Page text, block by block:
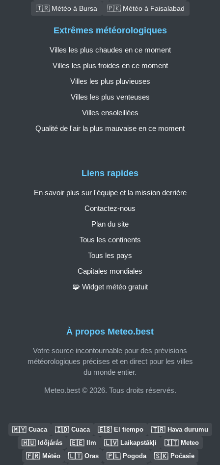
🇹🇷 Météo à Bursa
🇵🇰 Météo à Faisalabad
À propos Meteo.best
Votre source incontournable pour des prévisions
météorologiques précises et en direct pour les villes
du monde entier.
Meteo.best © 2026. Tous droits réservés.
Liens rapides
En savoir plus sur l'équipe et la mission derrière
Contactez-nous
Plan du site
Tous les continents
Tous les pays
Capitales mondiales
🧩 Widget météo gratuit
Extrêmes météorologiques
Villes les plus chaudes en ce moment
Villes les plus froides en ce moment
Villes les plus pluvieuses
Villes les plus venteuses
Villes ensoleillées
Qualité de l'air la plus mauvaise en ce moment
🇲🇾 Cuaca 🇮🇩 Cuaca 🇪🇸 El tiempo 🇹🇷 Hava durumu
🇭🇺 Időjárás 🇪🇪 Ilm 🇱🇻 Laikapstākļi 🇮🇹 Meteo
🇫🇷 Météo 🇱🇹 Oras 🇵🇱 Pogoda 🇸🇰 Počasie